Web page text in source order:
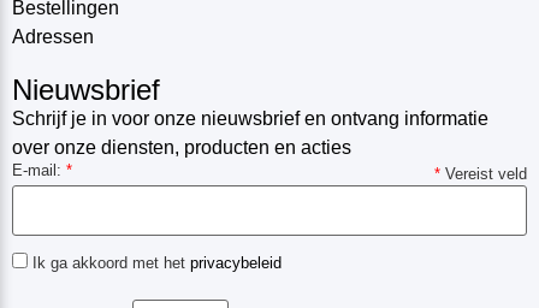
Bestellingen
Adressen
Nieuwsbrief
Schrijf je in voor onze nieuwsbrief en ontvang informatie
over onze diensten, producten en acties
* Vereist veld
E-mail: *
Ik ga akkoord met het privacybeleid